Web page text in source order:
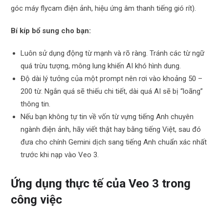
góc máy flycam điện ảnh, hiệu ứng âm thanh tiếng gió rít).
Bí kíp bổ sung cho bạn:
Luôn sử dụng động từ mạnh và rõ ràng. Tránh các từ ngữ
quá trừu tượng, mông lung khiến AI khó hình dung.
Độ dài lý tưởng của một prompt nên rơi vào khoảng 50 –
200 từ. Ngắn quá sẽ thiếu chi tiết, dài quá AI sẽ bị “loãng”
thông tin.
Nếu bạn không tự tin về vốn từ vựng tiếng Anh chuyên
ngành điện ảnh, hãy viết thật hay bằng tiếng Việt, sau đó
đưa cho chính Gemini dịch sang tiếng Anh chuẩn xác nhất
trước khi nạp vào Veo 3.
Ứng dụng thực tế của Veo 3 trong
công việc